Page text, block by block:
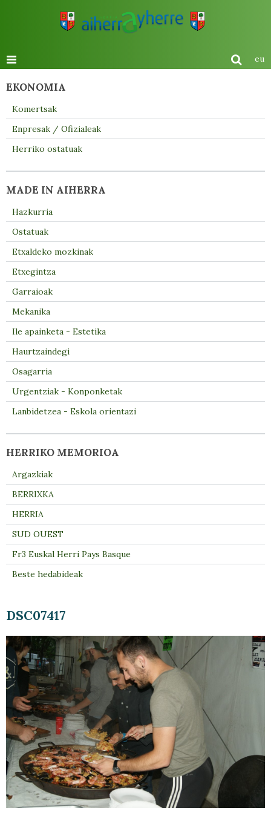
eu
DSC07417
EKONOMIA
Komertsak
Enpresak / Ofizialeak
Herriko ostatuak
MADE IN AIHERRA
Hazkurria
Ostatuak
Etxaldeko mozkinak
Etxegintza
Garraioak
Mekanika
Ile apainketa - Estetika
Haurtzaindegi
Osagarria
Urgentziak - Konponketak
Lanbidetzea - Eskola orientazi
HERRIKO MEMORIOA
Argazkiak
BERRIXKA
HERRIA
SUD OUEST
Fr3 Euskal Herri Pays Basque
Beste hedabideak